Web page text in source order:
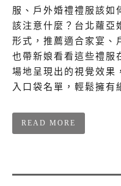
服、戶外婚禮禮服該如
該注意什麼？台北蘿亞
形式，推薦適合家宴、
也帶新娘看看這些禮服
場地呈現出的視覺效果
入口袋名單，輕鬆擁有
READ MORE